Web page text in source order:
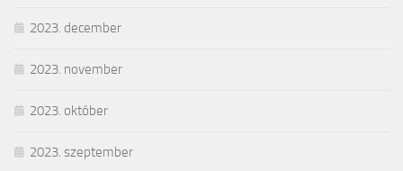
2023. december
2023. november
2023. október
2023. szeptember